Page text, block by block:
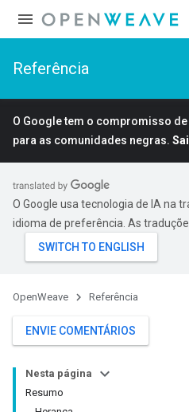
Referência
O Google tem o compromisso
para as comunidades negras.
O Google usa tecnologia de IA na
idioma de preferência. As
OpenWeave Referência
ENVIE COMENTÁRIOS
Nesta página
Resumo